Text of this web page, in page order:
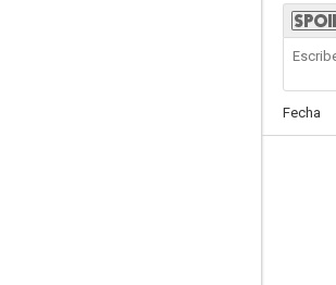
Fecha